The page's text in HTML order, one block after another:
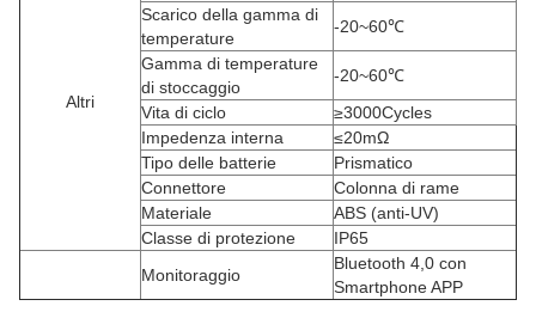
Altri
Scarico della gamma di
temperature
-20~60℃
Gamma di temperature
di stoccaggio
-20~60℃
Vita di ciclo
≥3000Cycles
Impedenza interna
≤20mΩ
Tipo delle batterie
Prismatico
Connettore
Colonna di rame
Materiale
ABS (anti-UV)
Classe di protezione
IP65
Monitoraggio
Bluetooth 4,0 con
Smartphone APP